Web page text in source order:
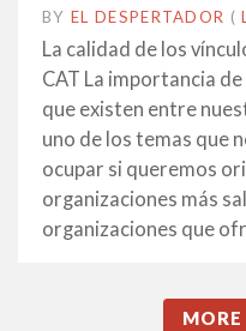
BY EL DESPERTADOR 5
•(
La calidad de los
CAT La importancia
que existen entre
uno de los temas que
ocupar si queremos
organizaciones más
organizaciones que